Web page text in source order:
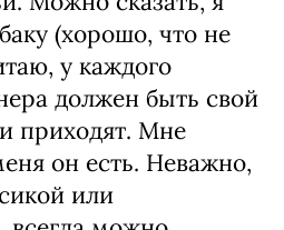
(хорошо, что не
у каждого
должен быть свой
приходят. Мне
он есть. Неважно,
или